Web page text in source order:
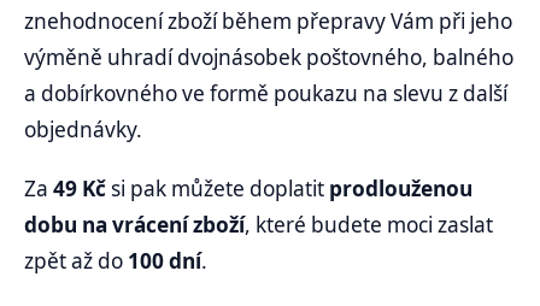
znehodnocení zboží během přepravy Vám při jeho
výměně uhradí dvojnásobek poštovného, balného
a dobírkovného ve formě poukazu na slevu z další
objednávky.
Za 49 Kčsi pak můžete doplatit prodlouženou
dobu na vrácení zboží, které budete moci zaslat
zpět až do 100 dní.